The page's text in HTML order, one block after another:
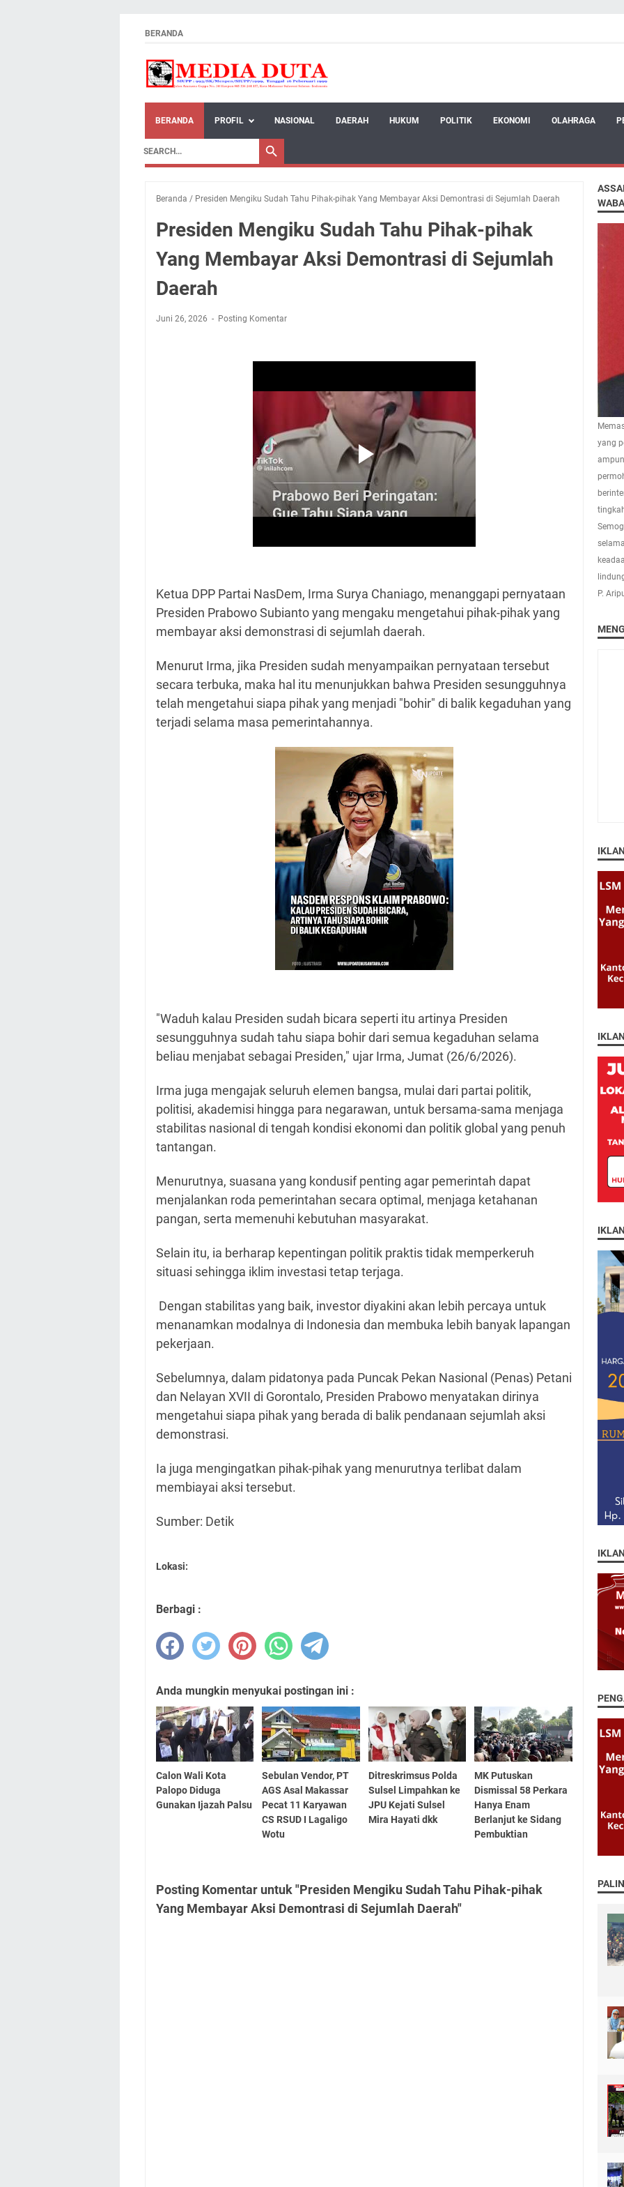
BERANDA
BERANDA PROFIL NASIONAL DAERAH HUKUM POLITIK EKONOMI OLAHRAGA
Beranda / Presiden Mengiku Sudah Tahu Pihak-pihak Yang Membayar Aksi Demontrasi di Sejumlah Daerah
Presiden Mengiku Sudah Tahu Pihak-pihak
Yang Membayar Aksi Demontrasi di Sejumlah
Daerah
Juni 26, 2026 Posting Komentar
Ketua DPP Partai NasDem, Irma Surya Chaniago, menanggapi pernyataan
Presiden Prabowo Subianto yang mengaku mengetahui pihak-pihak yang
membayar aksi demonstrasi di sejumlah daerah.
Menurut Irma, jika Presiden sudah menyampaikan pernyataan tersebut
secara terbuka, maka hal itu menunjukkan bahwa Presiden sesungguhnya
telah mengetahui siapa pihak yang menjadi "bohir" di balik kegaduhan yang
terjadi selama masa pemerintahannya.
"Waduh kalau Presiden sudah bicara seperti itu artinya Presiden
sesungguhnya sudah tahu siapa bohir dari semua kegaduhan selama
beliau menjabat sebagai Presiden," ujar Irma, Jumat (26/6/2026).
Irma juga mengajak seluruh elemen bangsa, mulai dari partai politik,
politisi, akademisi hingga para negarawan, untuk bersama-sama menjaga
stabilitas nasional di tengah kondisi ekonomi dan politik global yang penuh
tantangan.
Menurutnya, suasana yang kondusif penting agar pemerintah dapat
menjalankan roda pemerintahan secara optimal, menjaga ketahanan
pangan, serta memenuhi kebutuhan masyarakat.
Selain itu, ia berharap kepentingan politik praktis tidak memperkeruh
situasi sehingga iklim investasi tetap terjaga.
Dengan stabilitas yang baik, investor diyakini akan lebih percaya untuk
menanamkan modalnya di Indonesia dan membuka lebih banyak lapangan
pekerjaan.
Sebelumnya, dalam pidatonya pada Puncak Pekan Nasional (Penas) Petani
dan Nelayan XVII di Gorontalo, Presiden Prabowo menyatakan dirinya
mengetahui siapa pihak yang berada di balik pendanaan sejumlah aksi
demonstrasi.
Ia juga mengingatkan pihak-pihak yang menurutnya terlibat dalam
membiayai aksi tersebut.
Sumber: Detik
Lokasi:
Berbagi :
Anda mungkin menyukai postingan ini :
Calon Wali Kota
Palopo Diduga
Gunakan Ijazah Palsu
Sebulan Vendor, PT
AGS Asal Makassar
Pecat 11 Karyawan
CS RSUD I Lagaligo
Wotu
Ditreskrimsus Polda
Sulsel Limpahkan ke
JPU Kejati Sulsel
Mira Hayati dkk
MK Putuskan
Dismissal 58 Perkara
Hanya Enam
Berlanjut ke Sidang
Pembuktian
Posting Komentar untuk "Presiden Mengiku Sudah Tahu Pihak-pihak
Yang Membayar Aksi Demontrasi di Sejumlah Daerah"
yang
P.